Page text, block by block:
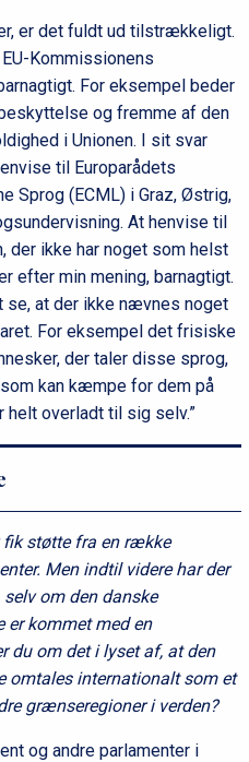
er det fuldt ud tilstrækkeligt.
Kommissionens
For eksempel beder
og fremme af den
i Unionen. I sit svar
til Europarådets
Sprog (ECML) i Graz, Østrig,
At henvise til
der ikke har noget som helst
efter min mening, barnagtigt.
se, at der ikke nævnes noget
For eksempel det frisiske
der taler disse sprog,
kan kæmpe for dem på
helt overladt til sig selv.”
Men indtil videre har der
om den danske
er kommet med en
du om det i lyset af, at den
omtales internationalt som et
grænseregioner i verden?
og andre parlamenter i